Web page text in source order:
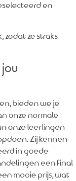
en
zodat ze straks
bieden we je
onze normale
onze leerlingen
Zij kennen
in goede
een final
mooie prijs, wat